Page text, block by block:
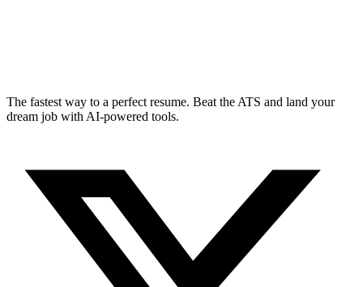
The fastest way to a perfect resume. Beat the ATS and land your
dream job with AI-powered tools.